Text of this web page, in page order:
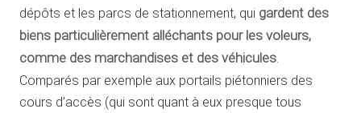
dépôts et les parcs de stationnement, qui gardent des
biens particulièrement alléchants pour les voleurs,
comme des marchandises et des véhicules.
Comparés par exemple aux portails piétonniers des
cours d’accès (qui sont quant à eux presque tous